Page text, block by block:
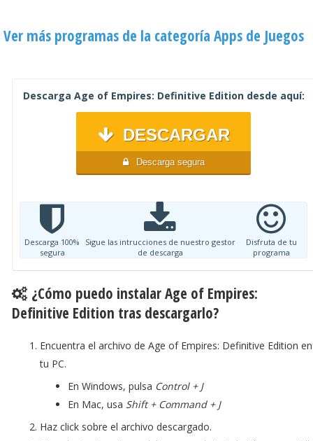
Ver más programas de la categoría Apps de Juegos
Descarga Age of Empires: Definitive Edition desde aquí:
DESCARGAR
Descarga segura
Descarga 100%
segura
Sigue las intrucciones de nuestro gestor
de descarga
Disfruta de tu
programa
¿Cómo puedo instalar Age of Empires:
Definitive Edition tras descargarlo?
Encuentra el archivo de Age of Empires: Definitive Edition en
tu PC.
En Windows, pulsa Control + J
En Mac, usa Shift + Command + J
Haz click sobre el archivo descargado.